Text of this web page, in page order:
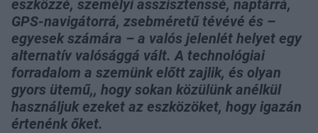
eszközzé, személyi asszisztenssé, naptárrá,
GPS-navigátorrá, zsebméretű tévévé és –
egyesek számára – a valós jelenlét helyet egy
alternatív valósággá vált. A technológiai
forradalom a szemünk előtt zajlik, és olyan
gyors ütemű,, hogy sokan közülünk anélkül
használjuk ezeket az eszközöket, hogy igazán
értenénk őket.